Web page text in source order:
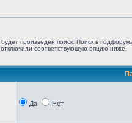
произведён поиск. Поиск в
соответствующую опцию ниже.
Да Нет